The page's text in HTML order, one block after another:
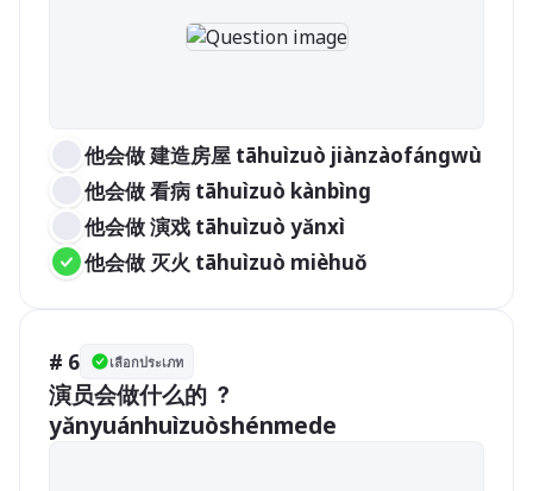
他会做 建造房屋 tāhuìzuò jiànzàofángwù
他会做 看病 tāhuìzuò kànbìng
他会做 演戏 tāhuìzuò yǎnxì
他会做 灭火 tāhuìzuò mièhuǒ
# 6 เลือกประเภท
演员会做什么的 ？
yǎnyuánhuìzuòshénmede